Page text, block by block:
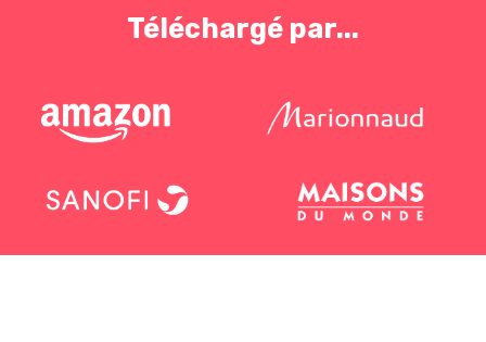
Téléchargé par...